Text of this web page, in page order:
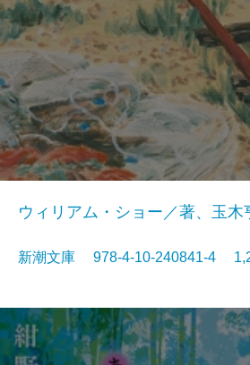
ウィリアム・ショー／著、玉木
新潮文庫 978-4-10-240841-4